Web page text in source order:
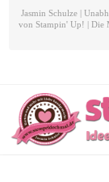
Jasmin Schulze |
von Stampin' Up! | Die